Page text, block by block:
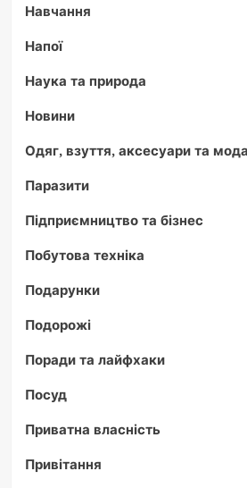
Навчання
Напої
Наука та природа
Новини
Одяг, взуття, аксесуари та мода
Паразити
Підприємництво та бізнес
Побутова техніка
Подарунки
Подорожі
Поради та лайфхаки
Посуд
Приватна власність
Привітання